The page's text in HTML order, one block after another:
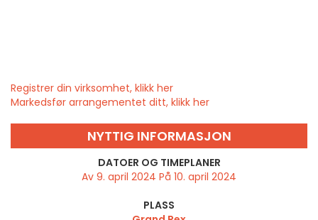
Registrer din virksomhet, klikk her
Markedsfør arrangementet ditt, klikk her
NYTTIG INFORMASJON
DATOER OG TIMEPLANER
Av 9. april 2024 På 10. april 2024
PLASS